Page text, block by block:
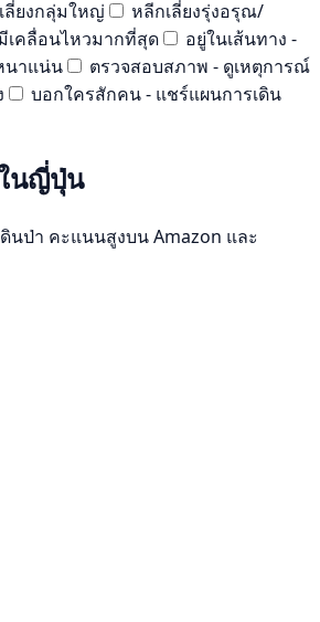
ลี่ยงกลุ่มใหญ่
หลีกเลี่ยงรุ่งอรุณ/
เคลื่อนไหวมากที่สุด
อยู่ในเส้นทาง -
นาแน่น
ตรวจสอบสภาพ - ดูเหตุการณ์
บอกใครสักคน - แชร์แผนการเดิน
นญี่ปุ่น
ป่า คะแนนสูงบน Amazon และ